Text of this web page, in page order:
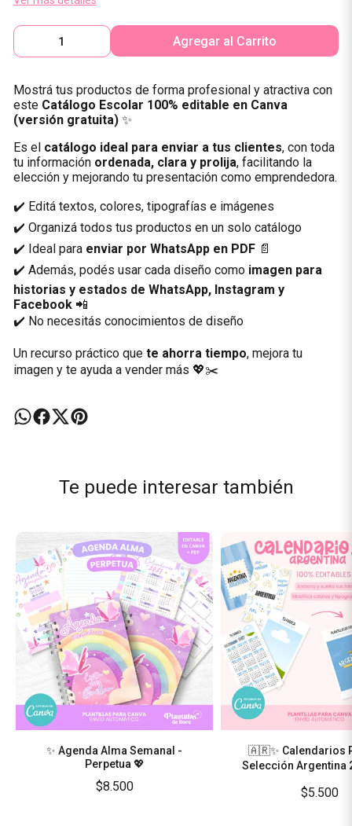
Agregar al Carrito
Mostrá tus productos de forma profesional y atractiva con
este Catálogo Escolar 100% editable en Canva
(versión gratuita)✨
Es el catálogo ideal para enviar a tus clientes, con toda
tu información ordenada, clara y prolija, facilitando la
elección y mejorando tu presentación como emprendedora.
✔️ Editá textos, colores, tipografías e imágenes
✔️ Organizá todos tus productos en un solo catálogo
✔️ Ideal para enviar por WhatsApp en PDF📄
✔️ Además, podés usar cada diseño como imagen para
historias y estados de WhatsApp, Instagram y
Facebook📲
✔️ No necesitás conocimientos de diseño
Un recurso práctico que te ahorra tiempo, mejora tu
imagen y te ayuda a vender más 💖✂️
Te puede interesar también
✨ Agenda Alma Semanal -
Perpetua 💖
$8.500
🇦🇷✨ Calendarios
Selección Argentina
$5.500